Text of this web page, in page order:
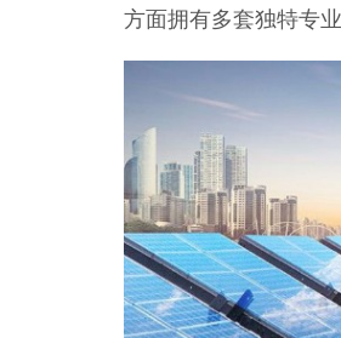
方面拥有多套独特专